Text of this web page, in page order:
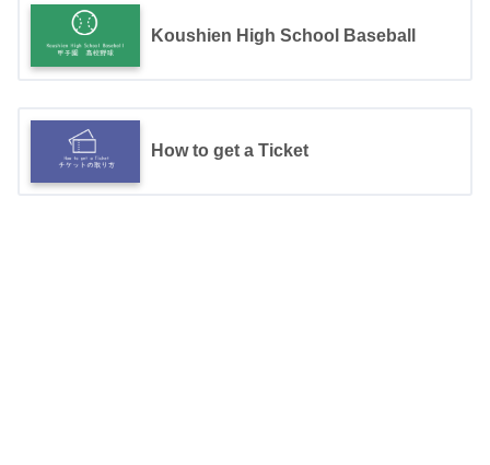
Koushien High School Baseball
How to get a Ticket